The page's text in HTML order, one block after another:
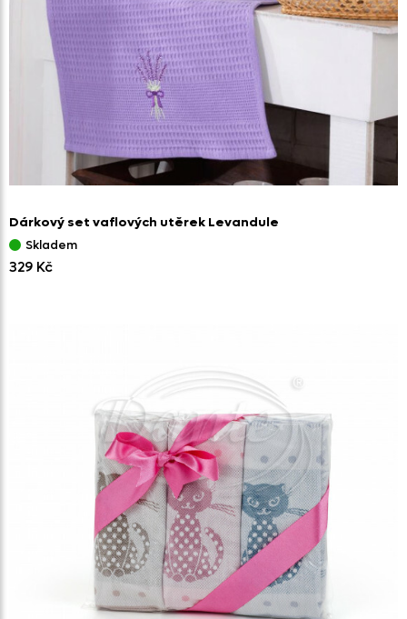
Dárkový set vaflových utěrek Levandule
Skladem
329 Kč